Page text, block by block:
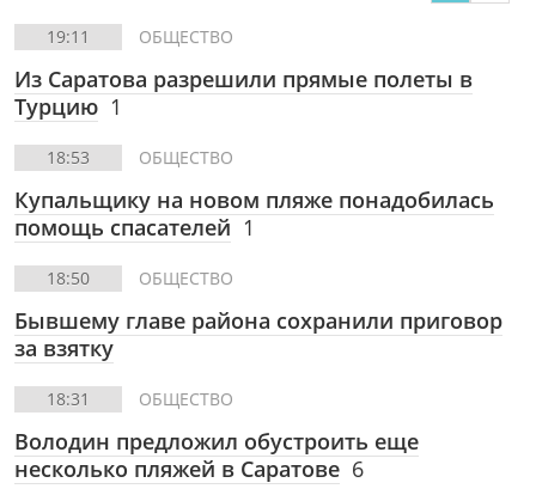
19:11 ОБЩЕСТВО
Из Саратова разрешили прямые полеты в
Турцию 1
18:53 ОБЩЕСТВО
Купальщику на новом пляже понадобилась
помощь спасателей 1
18:50 ОБЩЕСТВО
Бывшему главе района сохранили приговор
за взятку
18:31 ОБЩЕСТВО
Володин предложил обустроить еще
несколько пляжей в Саратове 6